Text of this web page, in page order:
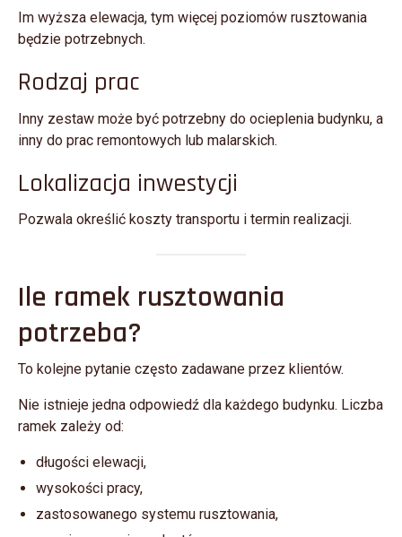
Im wyższa elewacja, tym więcej poziomów rusztowania
będzie potrzebnych.
Rodzaj prac
Inny zestaw może być potrzebny do ocieplenia budynku, a
inny do prac remontowych lub malarskich.
Lokalizacja inwestycji
Pozwala określić koszty transportu i termin realizacji.
Ile ramek rusztowania
potrzeba?
To kolejne pytanie często zadawane przez klientów.
Nie istnieje jedna odpowiedź dla każdego budynku. Liczba
ramek zależy od:
długości elewacji,
wysokości pracy,
zastosowanego systemu rusztowania,